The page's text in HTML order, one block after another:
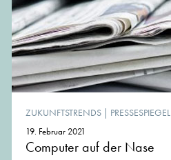
ZUKUNFTSTRENDS | PRESSESPIEGEL
19. Februar 2021
Computer auf der Nase